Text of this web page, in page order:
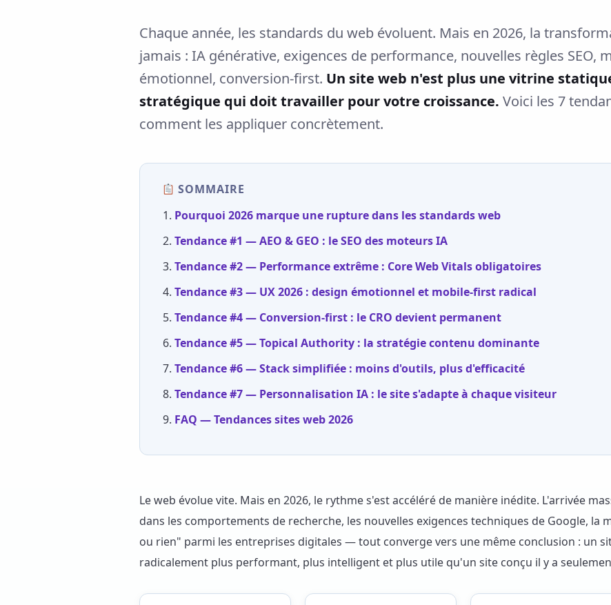
Chaque année, les standards du web évoluent. Mais en 2026, la
jamais : IA générative, exigences de performance, nouvelles règles SEO,
émotionnel, conversion-first. Un site web n'est plus une vitrine
stratégique qui doit travailler pour votre croissance. Voici les 7
comment les appliquer concrètement.
SOMMAIRE
Pourquoi 2026 marque une rupture dans les standards web
Tendance #1 — AEO & GEO : le SEO des moteurs IA
Tendance #2 — Performance extrême : Core Web Vitals obligatoires
Tendance #3 — UX 2026 : design émotionnel et mobile-first radical
Tendance #4 — Conversion-first : le CRO devient permanent
Tendance #5 — Topical Authority : la stratégie contenu dominante
Tendance #6 — Stack simplifiée : moins d'outils, plus d'efficacité
Tendance #7 — Personnalisation IA : le site s'adapte à chaque visiteur
FAQ — Tendances sites web 2026
Le web évolue vite. Mais en 2026, le rythme s'est accéléré de manière inédite. L'arrivée
dans les comportements de recherche, les nouvelles exigences techniques de Google, la
ou rien" parmi les entreprises digitales — tout converge vers une même conclusion : un
radicalement plus performant, plus intelligent et plus utile qu'un site conçu il y a